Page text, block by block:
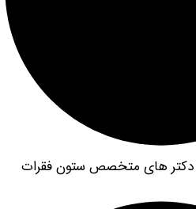
متخصص ستون فقرات